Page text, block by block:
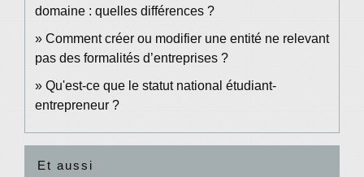
domaine : quelles différences ?
Comment créer ou modifier une entité ne relevant
pas des formalités d’entreprises ?
Qu'est-ce que le statut national étudiant-
entrepreneur ?
Et aussi